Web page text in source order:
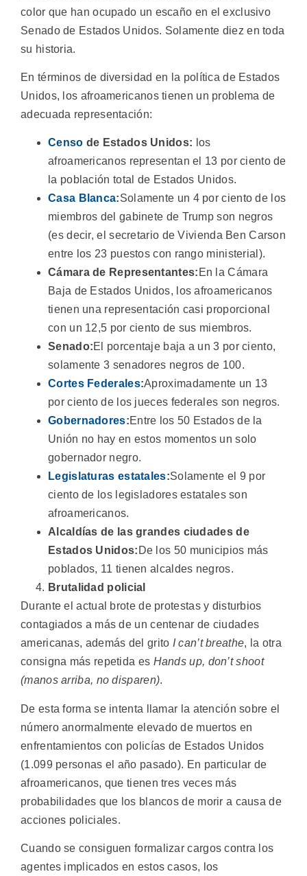
color que han ocupado un escaño en el exclusivo
Senado de Estados Unidos. Solamente diez en toda
su historia.
En términos de diversidad en la política de Estados
Unidos, los afroamericanos tienen un problema de
adecuada representación:
Censo de Estados Unidos: los
afroamericanos representan el 13 por ciento de
la población total de Estados Unidos.
Casa Blanca:Solamente un 4 por ciento de los
miembros del gabinete de Trump son negros
(es decir, el secretario de Vivienda Ben Carson
entre los 23 puestos con rango ministerial).
Cámara de Representantes: En la Cámara
Baja de Estados Unidos, los afroamericanos
tienen una representación casi proporcional
con un 12,5 por ciento de sus miembros.
Senado:El porcentaje baja a un 3 por ciento,
solamente 3 senadores negros de 100.
Cortes Federales:Aproximadamente un 13
por ciento de los jueces federales son negros.
Gobernadores:Entre los 50 Estados de la
Unión no hay en estos momentos un solo
gobernador negro.
Legislaturas estatales:Solamente el 9 por
ciento de los legisladores estatales son
afroamericanos.
Alcaldías de las grandes ciudades de
Estados Unidos: De los 50 municipios más
poblados, 11 tienen alcaldes negros.
Brutalidad policial
Durante el actual brote de protestas y disturbios
contagiados a más de un centenar de ciudades
americanas, además del grito I can’t breathe, la otra
consigna más repetida es Hands up, don’t shoot
(manos arriba, no disparen).
De esta forma se intenta llamar la atención sobre el
número anormalmente elevado de muertos en
enfrentamientos con policías de Estados Unidos
(1.099 personas el año pasado). En particular de
afroamericanos, que tienen tres veces más
probabilidades que los blancos de morir a causa de
acciones policiales.
Cuando se consiguen formalizar cargos contra los
agentes implicados en estos casos, los